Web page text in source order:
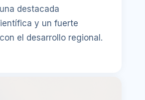
destacada
y un fuerte
el desarrollo regional.